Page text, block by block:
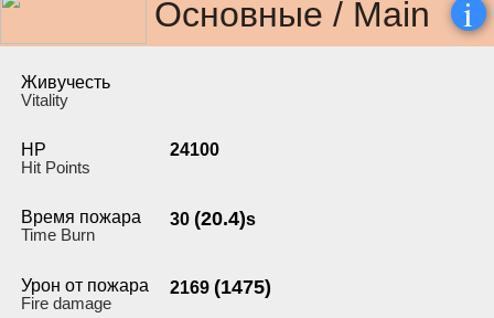
Основные / Main i
Живучесть
Vitality
HP
Hit Points
24100
Время пожара
Time Burn
30 (20.4)s
Урон от пожара
Fire damage
2169 (1475)